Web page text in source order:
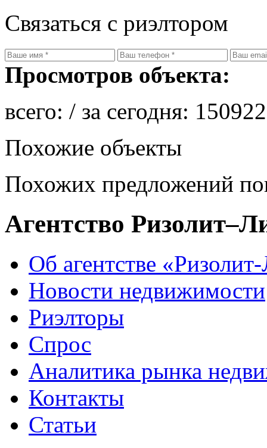
Связаться с риэлтором
Просмотров объекта:
всего: / за сегодня:
Похожие объекты
Похожих предложений
Агентство
Об агентстве
Новости недвижимости
Риэлторы
Спрос
Аналитика рынка
Контакты
Статьи